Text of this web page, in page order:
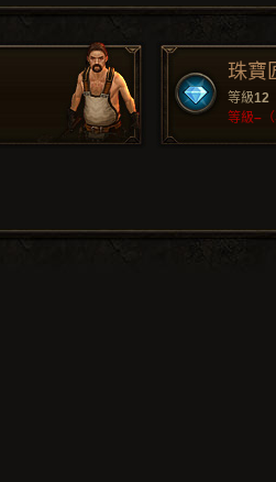
珠寶
等級12
等級–